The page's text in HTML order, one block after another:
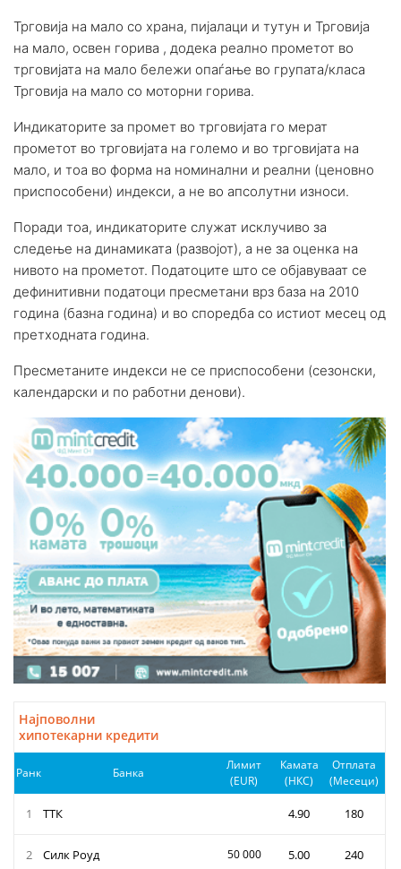
Трговија на мало со храна, пијалаци и тутун и Трговија
на мало, освен горива , додека реално прометот во
трговијата на мало бележи опаѓање во групата/класа
Трговија на мало со моторни горива.
Индикаторите за промет во трговијата го мерат
прометот во трговијата на големо и во трговијата на
мало, и тоа во форма на номинални и реални (ценовно
приспособени) индекси, а не во апсолутни износи.
Поради тоа, индикаторите служат исклучиво за
следење на динамиката (развојот), а не за оценка на
нивото на прометот. Податоците што се објавуваат се
дефинитивни податоци пресметани врз база на 2010
година (базна година) и во споредба со истиот месец од
претходната година.
Пресметаните индекси не се приспособени (сезонски,
календарски и по работни денови).